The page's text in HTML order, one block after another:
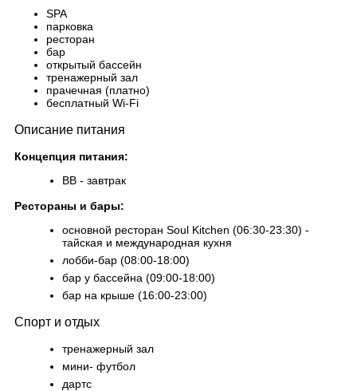
SPA
парковка
ресторан
бар
открытый бассейн
тренажерный зал
прачечная (платно)
бесплатный Wi-Fi
Описание питания
Концепция питания:
BB - завтрак
Рестораны и бары:
основной ресторан Soul Kitchen (06:30-23:30) -
тайская и международная кухня
лобби-бар (08:00-18:00)
бар у бассейна (09:00-18:00)
бар на крыше (16:00-23:00)
Спорт и отдых
тренажерный зал
мини- футбол
дартс